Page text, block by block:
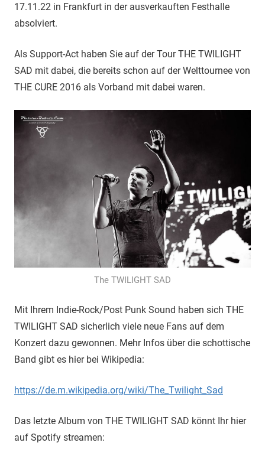
17.11.22 in Frankfurt in der ausverkauften Festhalle
absolviert.
Als Support-Act haben Sie auf der Tour THE TWILIGHT
SAD mit dabei, die bereits schon auf der Welttournee von
THE CURE 2016 als Vorband mit dabei waren.
The TWILIGHT SAD
Mit Ihrem Indie-Rock/Post Punk Sound haben sich THE
TWILIGHT SAD sicherlich viele neue Fans auf dem
Konzert dazu gewonnen. Mehr Infos über die schottische
Band gibt es hier bei Wikipedia:
https://de.m.wikipedia.org/wiki/The_Twilight_Sad
Das letzte Album von THE TWILIGHT SAD könnt Ihr hier
auf Spotify streamen: